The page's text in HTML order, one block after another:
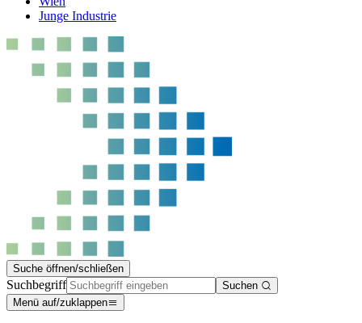
Junge Industrie
Suche öffnen/schließen
Suchbegriff
Suchen
Menü auf/zuklappen